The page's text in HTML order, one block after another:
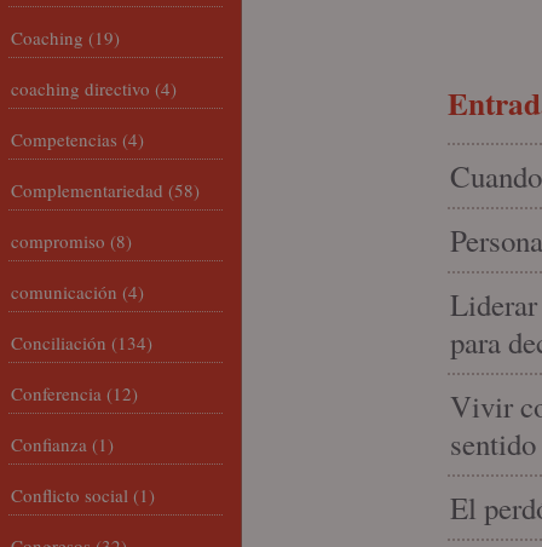
para
Vivir
El
Coaching (19)
coaching directivo (4)
Competencias (4)
Complementariedad (58)
compromiso (8)
comunicación (4)
Conciliación (134)
Conferencia (12)
Confianza (1)
Conflicto social (1)